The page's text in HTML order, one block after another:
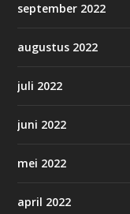
september 2022
augustus 2022
juli 2022
juni 2022
mei 2022
april 2022